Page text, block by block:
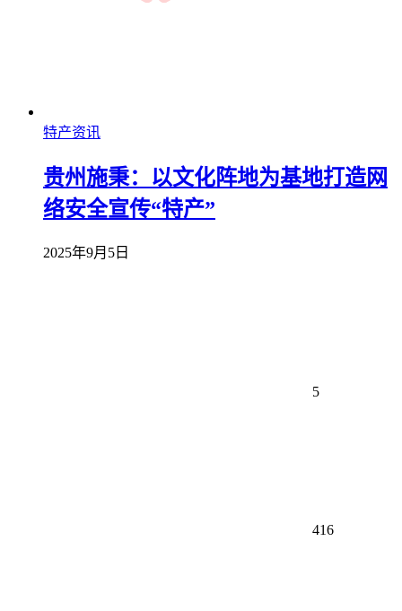
特产资讯
贵州施秉：以文化阵地为基地打造网
络安全宣传“特产”
2025年9月5日
5
416